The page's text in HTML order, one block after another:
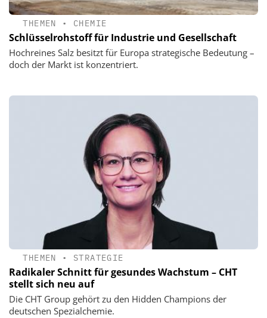
THEMEN • CHEMIE
Schlüsselrohstoff für Industrie und Gesellschaft
Hochreines Salz besitzt für Europa strategische Bedeutung –
doch der Markt ist konzentriert.
THEMEN • STRATEGIE
Radikaler Schnitt für gesundes Wachstum – CHT
stellt sich neu auf
Die CHT Group gehört zu den Hidden Champions der
deutschen Spezialchemie.